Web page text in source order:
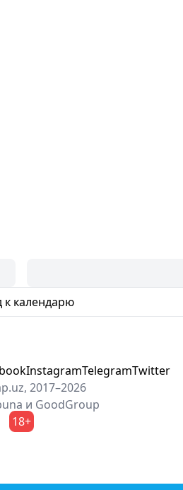
к календарю
InstagramTelegramTwitter
2017–2026
и GoodGroup
18+